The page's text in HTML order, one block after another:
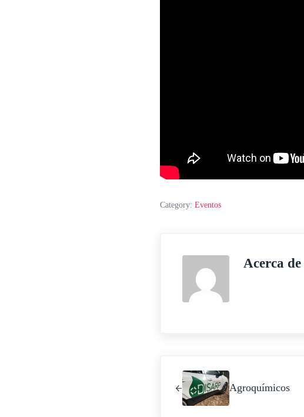
Category: Eventos
Acerca de
Agroquímicos